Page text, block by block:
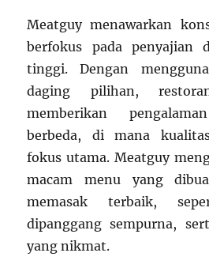
Meatguy menawarkan
berfokus pada penyajian
tinggi. Dengan
daging pilihan,
memberikan
berbeda, di mana
fokus utama. Meatguy
macam menu yang
memasak terbaik,
dipanggang sempurna,
yang nikmat.